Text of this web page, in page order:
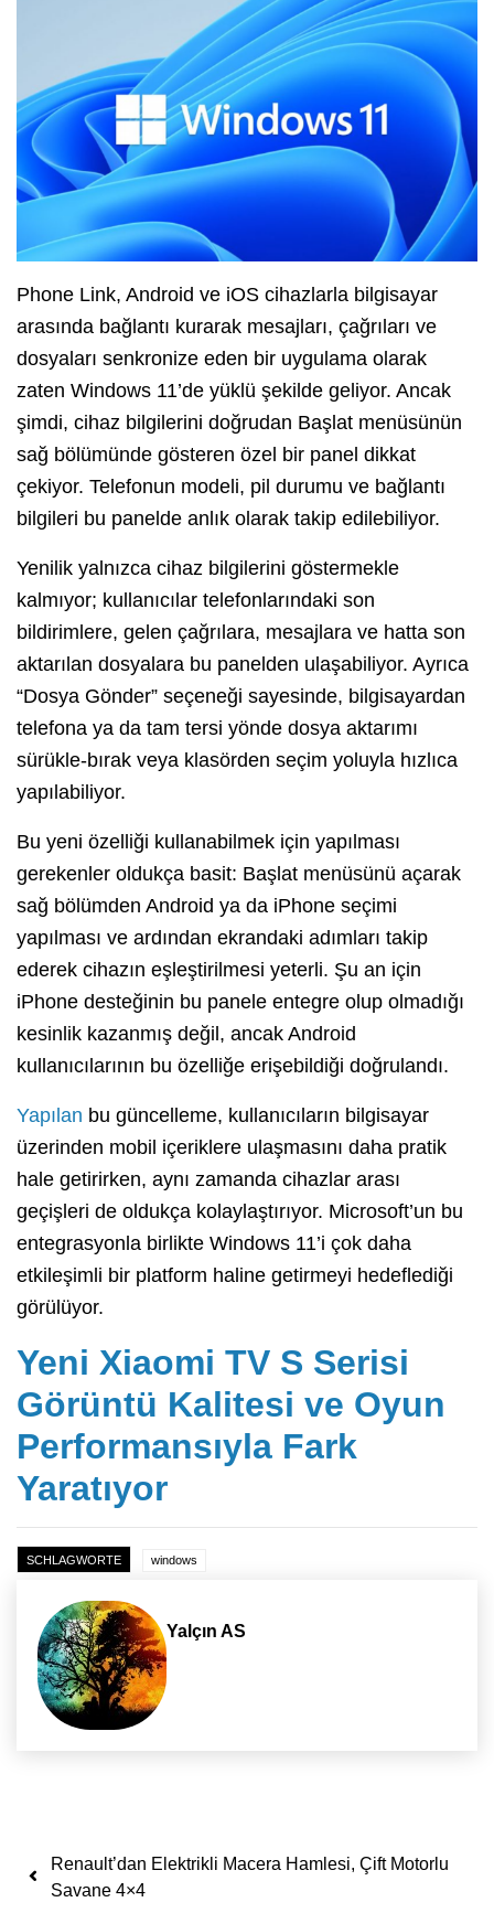
Phone Link, Android ve iOS cihazlarla bilgisayar
arasında bağlantı kurarak mesajları, çağrıları ve
dosyaları senkronize eden bir uygulama olarak
zaten Windows 11’de yüklü şekilde geliyor. Ancak
şimdi, cihaz bilgilerini doğrudan Başlat menüsünün
sağ bölümünde gösteren özel bir panel dikkat
çekiyor. Telefonun modeli, pil durumu ve bağlantı
bilgileri bu panelde anlık olarak takip edilebiliyor.
Yenilik yalnızca cihaz bilgilerini göstermekle
kalmıyor; kullanıcılar telefonlarındaki son
bildirimlere, gelen çağrılara, mesajlara ve hatta son
aktarılan dosyalara bu panelden ulaşabiliyor. Ayrıca
“Dosya Gönder” seçeneği sayesinde, bilgisayardan
telefona ya da tam tersi yönde dosya aktarımı
sürükle-bırak veya klasörden seçim yoluyla hızlıca
yapılabiliyor.
Bu yeni özelliği kullanabilmek için yapılması
gerekenler oldukça basit: Başlat menüsünü açarak
sağ bölümden Android ya da iPhone seçimi
yapılması ve ardından ekrandaki adımları takip
ederek cihazın eşleştirilmesi yeterli. Şu an için
iPhone desteğinin bu panele entegre olup olmadığı
kesinlik kazanmış değil, ancak Android
kullanıcılarının bu özelliğe erişebildiği doğrulandı.
Yapılan bu güncelleme, kullanıcıların bilgisayar
üzerinden mobil içeriklere ulaşmasını daha pratik
hale getirirken, aynı zamanda cihazlar arası
geçişleri de oldukça kolaylaştırıyor. Microsoft’un bu
entegrasyonla birlikte Windows 11’i çok daha
etkileşimli bir platform haline getirmeyi hedeflediği
görülüyor.
Yeni Xiaomi TV S Serisi
Görüntü Kalitesi ve Oyun
Performansıyla Fark
Yaratıyor
SCHLAGWORTE windows
Yalçın AS
Yazı dolaşımı
Renault’dan Elektrikli Macera Hamlesi, Çift Motorlu
Savane 4×4